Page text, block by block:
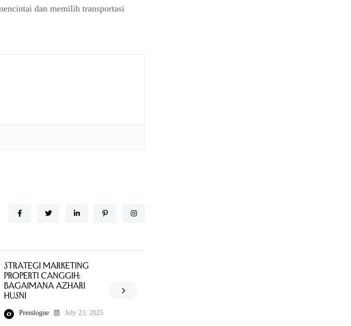
dan memilih transportasi
Strategi Marketing
Properti Canggih:
Bagaimana Azhari
Husni
Presslogue July 23, 2025